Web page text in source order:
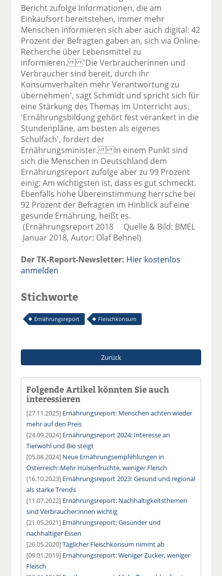
Bericht zufolge Informationen, die am
Einkaufsort bereitstehen, immer mehr
Menschen informieren sich aber auch digital: 42
Prozent der Befragten gaben an, sich via Online-
Recherche über Lebensmittel zu
informieren. 'Die Verbraucherinnen und
Verbraucher sind bereit, durch ihr
Konsumverhalten mehr Verantwortung zu
übernehmen', sagt Schmidt und spricht sich für
eine Stärkung des Themas im Unterricht aus.
'Ernährungsbildung gehört fest verankert in die
Stundenpläne, am besten als eigenes
Schulfach', fordert der
Ernährungsminister. In einem Punkt sind
sich die Menschen in Deutschland dem
Ernährungsreport zufolge aber zu 99 Prozent
einig: Am wichtigsten ist, dass es gut schmeckt.
Ebenfalls hohe Übereinstimmung herrsche bei
92 Prozent der Befragten im Hinblick auf eine
gesunde Ernährung, heißt es.
(Ernährungsreport 2018 Quelle & Bild: BMEL
Januar 2018, Autor: Olaf Behnel)
Der TK-Report-Newsletter: Hier kostenlos
anmelden
Stichworte
Ernährungsreport Fleischkonsum
Zurück
Folgende Artikel könnten Sie auch
interessieren
[27.11.2025] Ernährungsreport: Menschen achten wieder
mehr auf den Preis
[24.09.2024] Ernährungsreport 2024: Interesse an
Tierwohl und Bio steigt
[05.08.2024] Neue Ernährungsempfehlungen in
Österreich: Mehr Hülsenfrüchte, weniger Fleisch
[16.10.2023] Ernährungsreport 2023: Gesund und regional
als starke Trends
[11.07.2022] Ernährungsreport: Nachhaltigkeitsthemen
sind Verbraucher:innen wichtig
[21.05.2021] Ernährungsreport: Gesünder und
nachhaltiger Essen
[26.05.2020]Täglicher Fleischkonsum nimmt ab
[09.01.2019] Ernährungsreport: Weniger Zucker, weniger
Fleisch